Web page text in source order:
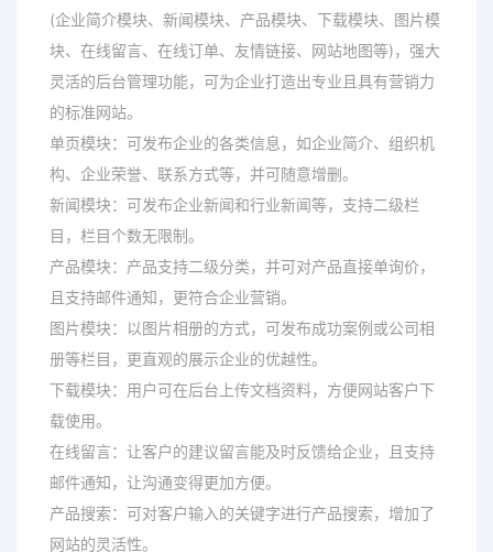
(企业简介模块、新闻模块、产品模块、下载模块、图片模
块、在线留言、在线订单、友情链接、网站地图等)，强大
灵活的后台管理功能，可为企业打造出专业且具有营销力
的标准网站。
单页模块：可发布企业的各类信息，如企业简介、组织机
构、企业荣誉、联系方式等，并可随意增删。
新闻模块：可发布企业新闻和行业新闻等，支持二级栏
目，栏目个数无限制。
产品模块：产品支持二级分类，并可对产品直接单询价，
且支持邮件通知，更符合企业营销。
图片模块：以图片相册的方式，可发布成功案例或公司相
册等栏目，更直观的展示企业的优越性。
下载模块：用户可在后台上传文档资料，方便网站客户下
载使用。
在线留言：让客户的建议留言能及时反馈给企业，且支持
邮件通知，让沟通变得更加方便。
产品搜索：可对客户输入的关键字进行产品搜索，增加了
网站的灵活性。